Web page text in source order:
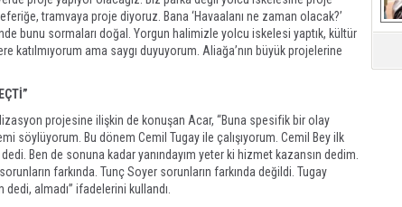
tramvaya proje diyoruz. Bana ‘Havaalanı ne zaman olacak?’
bunu sormaları doğal. Yorgun halimizle yolcu iskelesi yaptık, kültür
katılmıyorum ama saygı duyuyorum. Aliağa’nın büyük projelerine
projesine ilişkin de konuşan Acar, “Buna spesifik bir olay
söylüyorum. Bu dönem Cemil Tugay ile çalışıyorum. Cemil Bey ilk
Ben de sonuna kadar yanındayım yeter ki hizmet kazansın dedim.
farkında. Tunç Soyer sorunların farkında değildi. Tugay
almadı” ifadelerini kullandı.